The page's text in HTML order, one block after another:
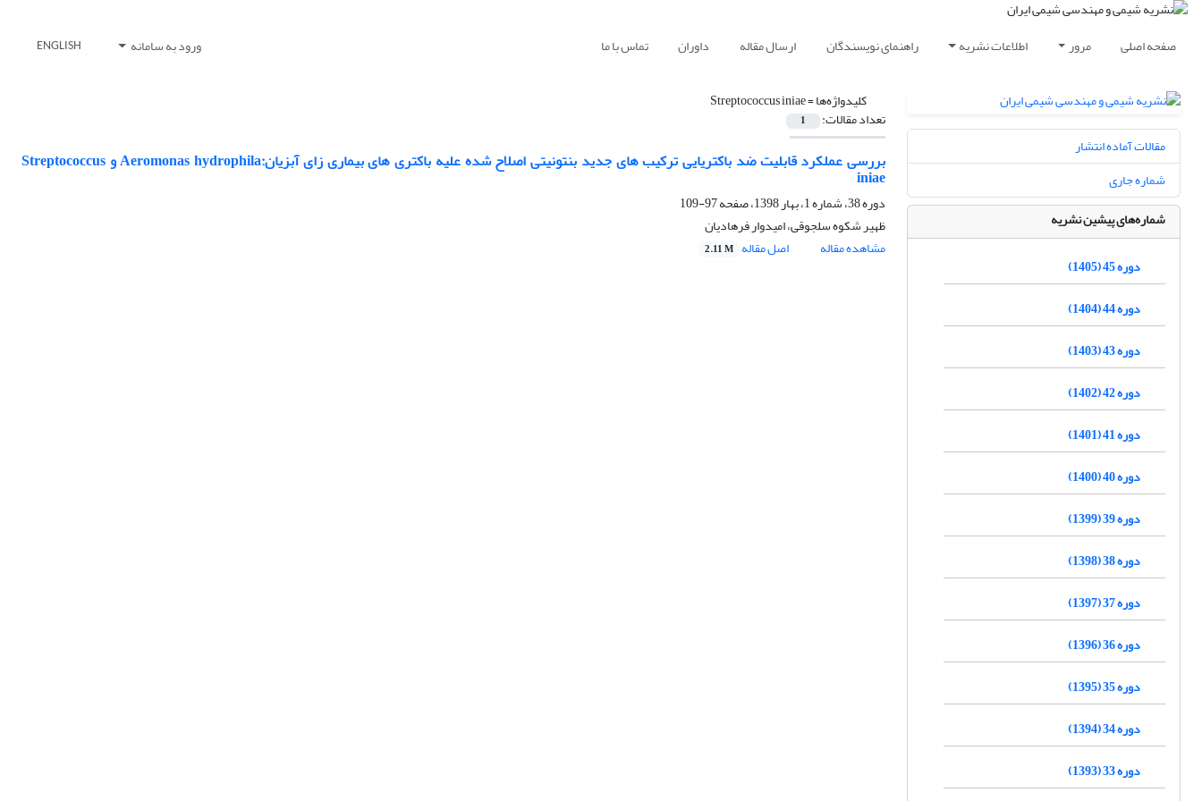
صفحه اصلی مرور اطلاعات نشریه راهنمای نویسندگان ارسال مقاله داوران تماس با ما ورود به سامانه ENGLISH
کلیدواژه‌ها =Streptococcus iniae
تعداد مقالات: 1
بررسی عملکرد قابلیت ضد باکتریایی ترکیب های جدید بنتونیتی اصلاح شده علیه باکتری های بیماری زای آبزیان:Aeromonas hydrophila و Streptococcus
iniae
دوره 38، شماره 1، بهار 1398، صفحه
97-109
ظهیر شکوه سلجوقی، امیدوار فرهادیان
مشاهده مقاله
اصل مقاله 2.11 M
مقالات آماده انتشار
شماره جاری
شماره‌های پیشین نشریه
دوره 45 (1405)
دوره 44 (1404)
دوره 43 (1403)
دوره 42 (1402)
دوره 41 (1401)
دوره 40 (1400)
دوره 39 (1399)
دوره 38 (1398)
دوره 37 (1397)
دوره 36 (1396)
دوره 35 (1395)
دوره 34 (1394)
دوره 33 (1393)